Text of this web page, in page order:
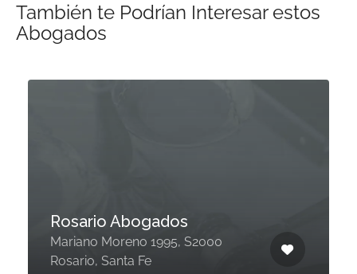
También te Podrían Interesar estos
Abogados
Rosario Abogados
Mariano Moreno 1995, S2000
Rosario, Santa Fe